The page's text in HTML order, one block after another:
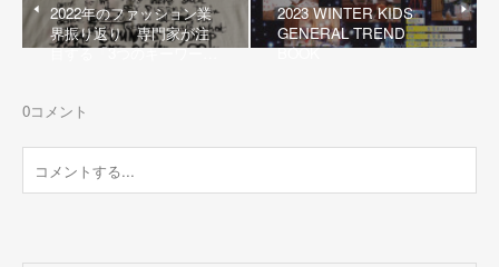
2022年のファッション業
界振り返り 専門家が注
目する「3つのキーワー…
2023 WINTER KIDS
GENERAL TREND
BOOK
0コメント